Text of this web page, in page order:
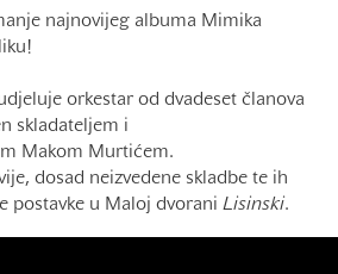
najnovijeg albuma Mimika
orkestar od dvadeset članova
skladateljem i
Makom Murtićem.
dosad neizvedene skladbe te ih
postavke u Maloj dvorani Lisinski.